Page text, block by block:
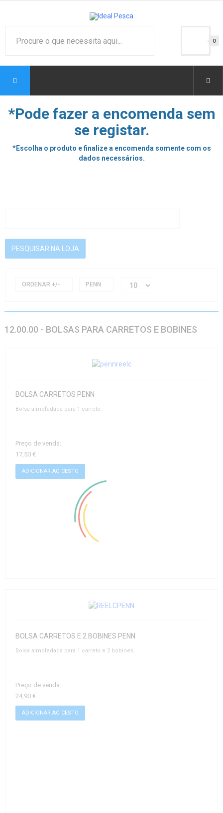
0
*Pode fazer a encomenda sem
se registar.
*Escolha o produto e finalize a encomenda somente com os
dados necessários.
ORDENAR +/- PENN
12.00.00 - BOLSAS PARA CARRETOS E BOBINES
BOLSA CARRETOS PENN
Bolsa almofadada para 1 carreto.
Preço de venda:
17,50 €
BOLSA CARRETOS E 2 BOBINES PENN
Bolsa almofadada para 1 carreto e 2 bobines
Preço de venda:
24,90 €